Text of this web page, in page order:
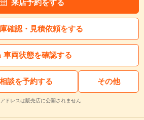
来店予約をする
確認・見積依頼をする
車両状態を確認する
談を予約する その他
ドレスは販売店に公開されません